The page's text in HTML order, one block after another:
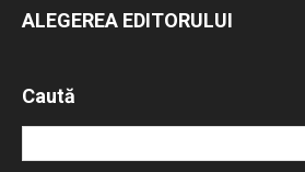
ALEGEREA EDITORULUI
Caută